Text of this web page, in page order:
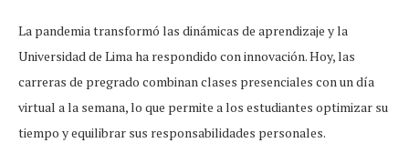
La pandemia transformó las dinámicas de aprendizaje y la
Universidad de Lima ha respondido con innovación. Hoy, las
carreras de pregrado combinan clases presenciales con un día
virtual a la semana, lo que permite a los estudiantes optimizar su
tiempo y equilibrar sus responsabilidades personales.